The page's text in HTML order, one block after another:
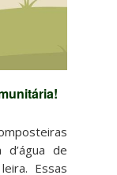
d’água de
Essas